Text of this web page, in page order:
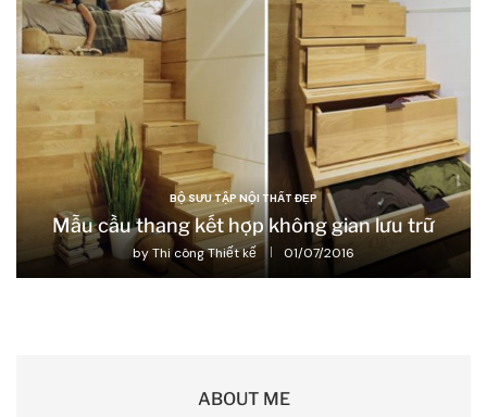
BỘ SƯU TẬP NỘI THẤT ĐẸP
Mẫu cầu thang kết hợp không gian lưu trữ
byThi công Thiết kế 01/07/2016
ABOUT ME